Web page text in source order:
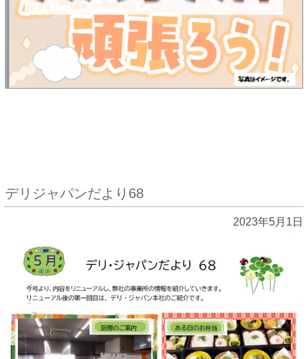
デリジャパンだより68
2023年5月1日